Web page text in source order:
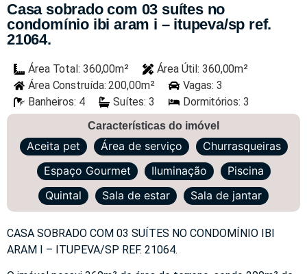
Casa sobrado com 03 suítes no
condomínio ibi aram i – itupeva/sp ref.
21064.
Área Total: 360,00m²
Área Útil: 360,00m²
Área Construída: 200,00m²
Vagas: 3
Banheiros: 4
Suítes: 3 Dormitórios: 3
Características do imóvel
Aceita pet Área de serviço
Churrasqueiras
Espaço Gourmet
Iluminação
Piscina
Quintal
Sala de estar Sala de jantar
CASA SOBRADO COM 03 SUÍTES NO CONDOMÍNIO IBI
ARAM I – ITUPEVA/SP REF. 21064.